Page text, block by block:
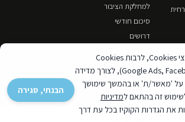
למחלקת הציבור
סיכום חודשי
דרושים
הבנתי, סגירה
האתר עושה שימוש בקבצי Cookies, לרבות Cookies
שיווקיים (כגון Google Ads, Facebook Pixel), לצורך מדידה
על 'מאשר/ת' או בהמשך שימושך
זה בהתאם למדיניות
את הגדרות הקוקיז בכל עת דרך